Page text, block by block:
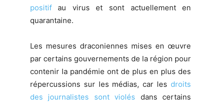
positifau virus et sont actuellement en
quarantaine.
Les mesures draconiennes mises en œuvre
par certains gouvernements de la région pour
contenir la pandémie ont de plus en plus des
répercussions sur les médias, car lesdroits
des journalistes sont violés dans certains